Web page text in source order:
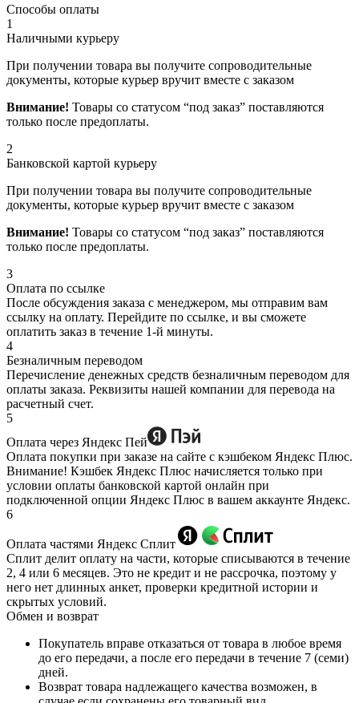
Способы оплаты
1
Наличными курьеру
При получении товара вы получите сопроводительные
документы, которые курьер вручит вместе с заказом
Внимание! Товары со статусом “под заказ” поставляются
только после предоплаты.
2
Банковской картой курьеру
При получении товара вы получите сопроводительные
документы, которые курьер вручит вместе с заказом
Внимание! Товары со статусом “под заказ” поставляются
только после предоплаты.
3
Оплата по ссылке
После обсуждения заказа с менеджером, мы отправим вам
ссылку на оплату. Перейдите по ссылке, и вы сможете
оплатить заказ в течение 1-й минуты.
4
Безналичным переводом
Перечисление денежных средств безналичным переводом для
оплаты заказа. Реквизиты нашей компании для перевода на
расчетный счет.
5
Оплата через Яндекс Пей
Оплата покупки при заказе на сайте с кэшбеком Яндекс Плюс.
Внимание! Кэшбек Яндекс Плюс начисляется только при
условии оплаты банковской картой онлайн при
подключенной опции Яндекс Плюс в вашем аккаунте Яндекс.
6
Оплата частями Яндекс Сплит
Сплит делит оплату на части, которые списываются в течение
2, 4 или 6 месяцев. Это не кредит и не рассрочка, поэтому у
него нет длинных анкет, проверки кредитной истории и
скрытых условий.
Обмен и возврат
Покупатель вправе отказаться от товара в любое время
до его передачи, а после его передачи в течение 7 (семи)
дней.
Возврат товара надлежащего качества возможен, в